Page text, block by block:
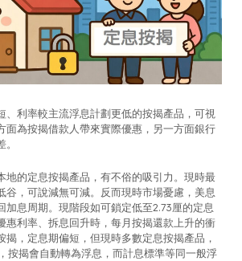
、利率較主流浮息計劃更低的按揭產品，可視
面為按揭借款人帶來實際優惠，另一方面銀行
地的定息按揭產品，有不俗的吸引力。現時最
谷，可說減無可減。反而現時市場憂慮，美息
加息周期。現階段如可鎖定低至2.73厘的定息
惠利率、拆息回升時，每月按揭還款上升的衝
揭，定息期偏短，但現時多數定息按揭產品，
按揭會自動轉為浮息，而計息標準等同一般浮